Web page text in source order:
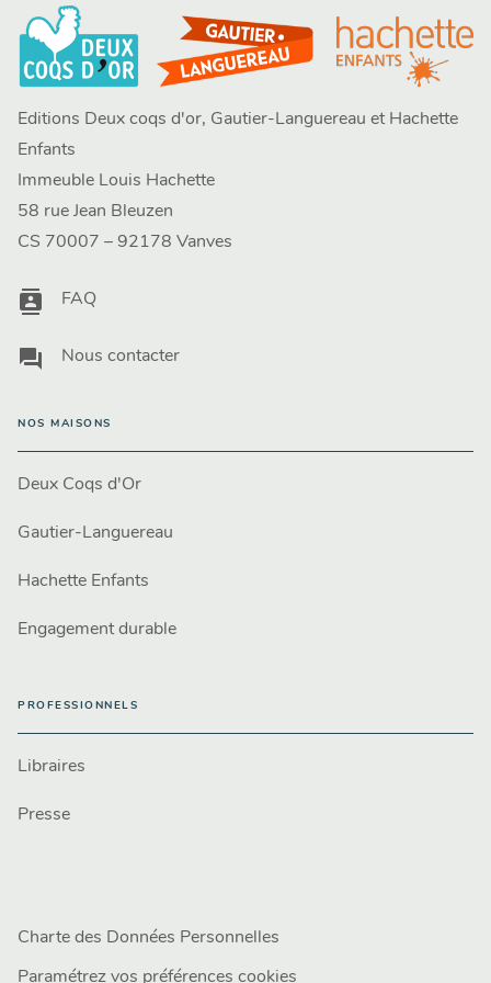
Editions Deux coqs d'or, Gautier-Languereau et Hachette
Enfants
Immeuble Louis Hachette
58 rue Jean Bleuzen
CS 70007 – 92178 Vanves
contacts FAQ
question_answer Nous contacter
NOS MAISONS
Deux Coqs d'Or
Gautier-Languereau
Hachette Enfants
Engagement durable
PROFESSIONNELS
Libraires
Presse
Charte des Données Personnelles
Paramétrez vos préférences cookies